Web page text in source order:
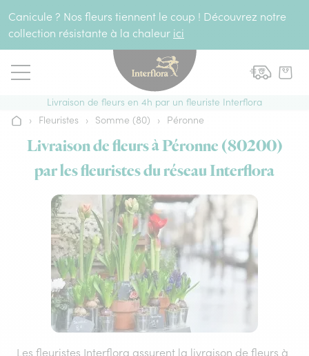
Canicule ? Nos fleurs tiennent le coup ! Découvrez notre
collection résistante à la chaleur ici
Livraison de fleurs en 4h par un fleuriste Interflora
Accueil
› Fleuristes › Somme (80) › Péronne
Livraison de fleurs à Péronne (80200)
par les fleuristes du réseau Interflora
Les fleuristes Interflora assurent la livraison de fleurs à